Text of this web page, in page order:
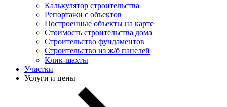
Калькулятор строительства
Репортажи с объектов
Построенные объекты на карте
Стоимость строительства дома
Строительство фундаментов
Строительство из ж/б панелей
Клик-шахты
Участки
Услуги и цены